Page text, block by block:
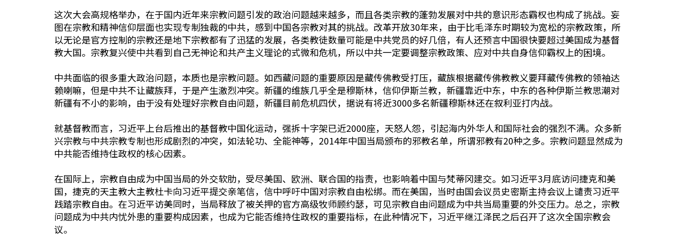
这次大会高规格举办，在于国内近年来宗教问题引发的政治问题越来越多，而且各类宗教的蓬勃发展对中共的意识形态霸权也构成了挑战。妄
图在宗教和精神信仰层面也实现专制独裁的中共，感到中国各宗教对其的挑战。改革开放30年来，由于比毛泽东时期较为宽松的宗教政策，所
以无论是官方控制的宗教还是地下宗教都有了迅猛的发展，各类教徒数量可能是中共党员的好几倍，有人还预言中国很快要超过美国成为基督
教大国。宗教复兴使中共看到自己无神论和共产主义理论的式微和危机，所以中共一定要调整宗教政策、应对中共自身信仰霸权上的困境。
中共面临的很多重大政治问题，本质也是宗教问题。如西藏问题的重要原因是藏传佛教受打压，藏族根据藏传佛教教义要拜藏传佛教的领袖达
赖喇嘛，但是中共不让藏族拜，于是产生激烈冲突。新疆的维族几乎全是穆斯林，信仰伊斯兰教，新疆靠近中东，中东的各种伊斯兰教思潮对
新疆有不小的影响，由于没有处理好宗教自由问题，新疆目前危机四伏，据说有将近3000多名新疆穆斯林还在叙利亚打内战。
就基督教而言，习近平上台后推出的基督教中国化运动，强拆十字架已近2000座，天怒人怨，引起海内外华人和国际社会的强烈不满。众多新
兴宗教与中共宗教专制也形成剧烈的冲突，如法轮功、全能神等，2014年中国当局颁布的邪教名单，所谓邪教有20种之多。宗教问题显然成为
中共能否维持住政权的核心因素。
在国际上，宗教自由成为中国当局的外交软肋，受尽美国、欧洲、联合国的指责，也影响着中国与梵蒂冈建交。如习近平3月底访问捷克和美
国，捷克的天主教大主教杜卡向习近平提交亲笔信，信中呼吁中国对宗教自由松绑。而在美国，当时由国会议员史密斯主持会议上谴责习近平
践踏宗教自由。在习近平访美同时，当局释放了被关押的官方高级牧师顾约瑟，可见宗教自由问题成为中共当局重要的外交压力。总之，宗教
问题成为中共内忧外患的重要构成因素，也成为它能否维持住政权的重要指标，在此种情况下，习近平继江泽民之后召开了这次全国宗教会
议。